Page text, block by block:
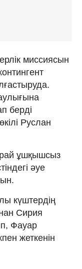
миссиясын
берді
Руслан
ұшқышсыз
әуе
күштердің
Сирия
Фауар
жеткенін